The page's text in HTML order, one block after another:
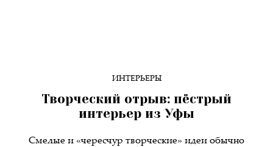
ИНТЕРЬЕРЫ
Творческий отрыв: пёстрый
интерьер из Уфы
Смелые и «чересчур творческие» идеи обычно